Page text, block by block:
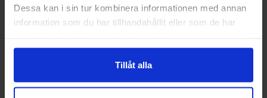
Dessa kan i sin tur kombinera informationen med annan
information som du har tillhandahållit eller som de har
Tillåt alla
Butterfinger Chokolade French Toast
28.90 kr
M&Ms